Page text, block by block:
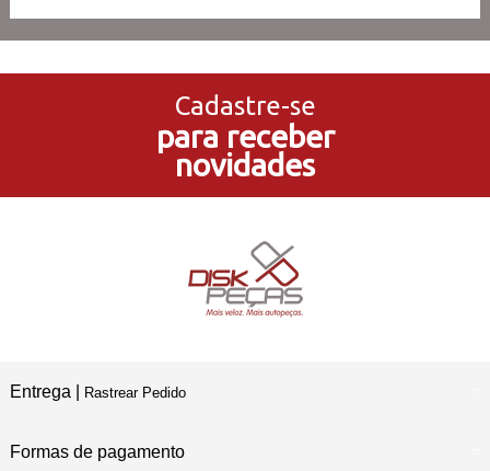
no Cartão de Crédito
5% de Desconto
no Pagamento PIX
Em Nossas Lojas Físicas
Cadastre-se
para receber
novidades
Entrega | Rastrear Pedido
Formas de pagamento